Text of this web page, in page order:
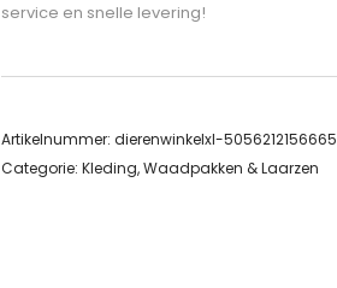
service en snelle levering!
Artikelnummer: dierenwinkelxl-5056212156665
Categorie: Kleding, Waadpakken & Laarzen